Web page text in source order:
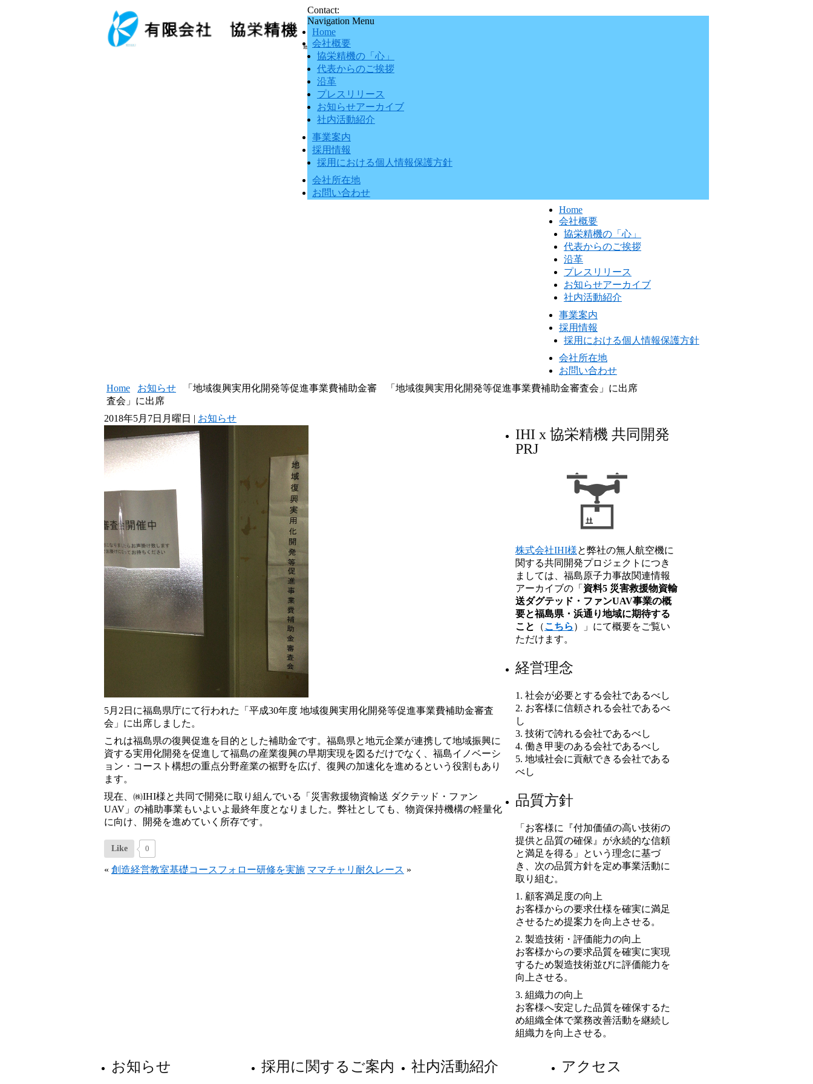
Contact:
Navigation Menu
Home
会社概要
協栄精機の「心」
代表からのご挨拶
沿革
プレスリリース
お知らせアーカイブ
社内活動紹介
事業案内
採用情報
採用における個人情報保護方針
会社所在地
お問い合わせ
Home
会社概要
協栄精機の「心」
代表からのご挨拶
沿革
プレスリリース
お知らせアーカイブ
社内活動紹介
事業案内
採用情報
採用における個人情報保護方針
会社所在地
お問い合わせ
Home
お知らせ
「地域復興実用化開発等促進事業費補助金審
査会」に出席
「地域復興実用化開発等促進事業費補助金審査会」に出席
2018年5月7日月曜日 | お知らせ
5月2日に福島県庁にて行われた「平成30年度 地域復興実用化開発等促進事業費補助金審査
会」に出席しました。
これは福島県の復興促進を目的とした補助金です。福島県と地元企業が連携して地域振興に
資する実用化開発を促進して福島の産業復興の早期実現を図るだけでなく、福島イノベーシ
ョン・コースト構想の重点分野産業の裾野を広げ、復興の加速化を進めるという役割もあり
ます。
現在、㈱IHI様と共同で開発に取り組んでいる「災害救援物資輸送 ダクテッド・ファン
UAV」の補助事業もいよいよ最終年度となりました。弊社としても、物資保持機構の軽量化
に向け、開発を進めていく所存です。
Like 0
« 創造経営教室基礎コースフォロー研修を実施 ママチャリ耐久レース »
IHI x 協栄精機 共同開発
PRJ
株式会社IHI様と弊社の無人航空機に
関する共同開発プロジェクトにつき
ましては、福島原子力事故関連情報
アーカイブの「 資料5 災害救援物資輸
送ダグテッド・ファンUAV事業の概
要と福島県・浜通り地域に期待する
こと
（こちら ）」にて概要をご覧い
ただけます。
経営理念
1. 社会が必要とする会社であるべし
2. お客様に信頼される会社であるべ
し
3. 技術で誇れる会社であるべし
4. 働き甲斐のある会社であるべし
5. 地域社会に貢献できる会社である
べし
品質方針
「お客様に『付加価値の高い技術の
提供と品質の確保』が永続的な信頼
と満足を得る」という理念に基づ
き、次の品質方針を定め事業活動に
取り組む。
1. 顧客満足度の向上
お客様からの要求仕様を確実に満足
させるため提案力を向上させる。
2. 製造技術・評価能力の向上
お客様からの要求品質を確実に実現
するため製造技術並びに評価能力を
向上させる。
3. 組織力の向上
お客様へ安定した品質を確保するた
め組織全体で業務改善活動を継続し
組織力を向上させる。
お知らせ 採用に関するご案内 社内活動紹介 アクセス